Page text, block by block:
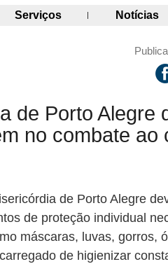
de links)
Serviços(abre painel de links)
Notícias
de Porto Alegre
no combate
de Porto Alegre
de proteção individual
máscaras, luvas, gorros,
de higienizar